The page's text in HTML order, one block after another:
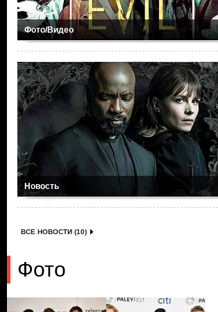
Фото/Видео
Новость
ВСЕ НОВОСТИ (10)
Фото